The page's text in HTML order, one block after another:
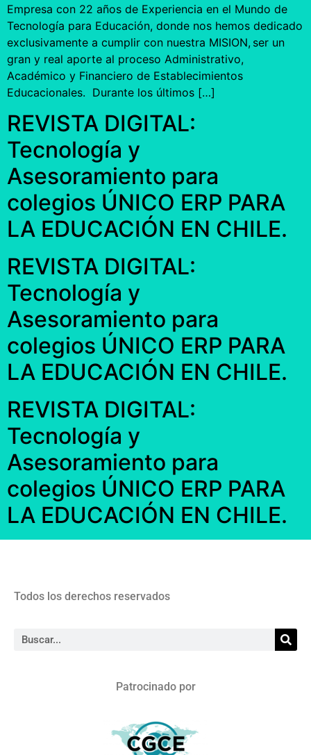
Empresa con 22 años de Experiencia en el Mundo de
Tecnología para Educación, donde nos hemos dedicado
exclusivamente a cumplir con nuestra MISION, ser un
gran y real aporte al proceso Administrativo,
Académico y Financiero de Establecimientos
Educacionales. Durante los últimos […]
REVISTA DIGITAL:
Tecnología y
Asesoramiento para
colegios ÚNICO ERP PARA
LA EDUCACIÓN EN CHILE.
REVISTA DIGITAL:
Tecnología y
Asesoramiento para
colegios ÚNICO ERP PARA
LA EDUCACIÓN EN CHILE.
REVISTA DIGITAL:
Tecnología y
Asesoramiento para
colegios ÚNICO ERP PARA
LA EDUCACIÓN EN CHILE.
Todos los derechos reservados
Patrocinado por